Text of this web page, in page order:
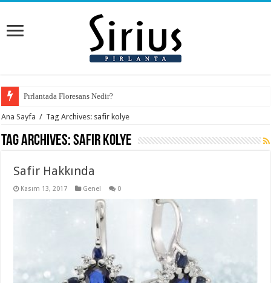
Pırlantada Floresans Nedir?
Ana Sayfa / Tag Archives: safir kolye
Tag Archives:safir kolye
Safir Hakkında
Kasım 13, 2017 Genel 0